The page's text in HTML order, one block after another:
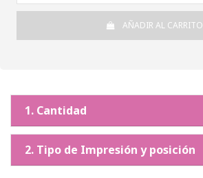
AÑADIR AL CARRITO
1. Cantidad
2. Tipo de Impresión y posición